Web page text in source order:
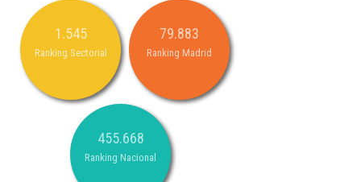
1.545
Ranking Sectorial
79.883
Ranking Madrid
455.668
Ranking Nacional